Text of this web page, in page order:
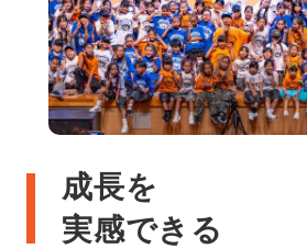
成長を
実感できる